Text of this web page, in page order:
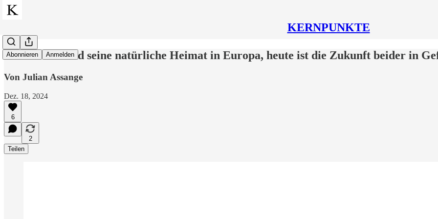
KERNPUNKTE
Abonnieren Anmelden
WikiLeaks fand seine natürliche Heimat in Europa, heute ist die Zukunft beider in
Von Julian Assange
Dez. 18, 2024
6
2
Teilen